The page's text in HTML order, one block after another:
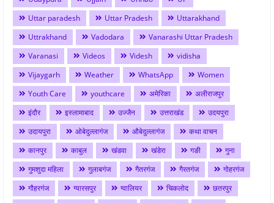
Uttar paradesh
Uttar Pradesh
Uttarakhand
Uttrakhand
Vadodara
Vanarashi Uttar Pradesh
Varanasi
Videos Videsh
vidisha
Vijaygarh
Weather WhatsApp
Women
Youth Care
youthcare अमेरिका
अलीराजपुर
इंदौर
इस्लामाबाद उज्जैन उत्तराखंड
उदयपुरा
उदायपुरा
ओबेदुल्लागंज औबेदुल्लागंज
कथा वाचन
कानपुर
काबुल खंडवा खंडेरा गङी
गुना
गुमशुदा महिला
गुलाबगंज गैतरगंज गैरतगंज
गोहरगंज
गौहरगंज
ग्यारसपुर ग्वालियर चिकलोद
छतरपुर